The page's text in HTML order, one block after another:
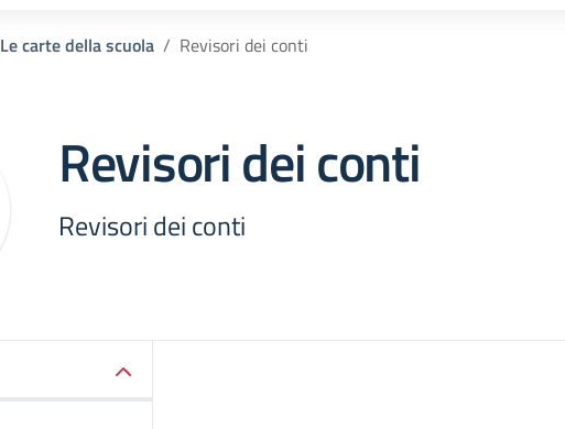
Le carte della scuola Revisori dei conti
Revisori dei conti
Revisori dei conti